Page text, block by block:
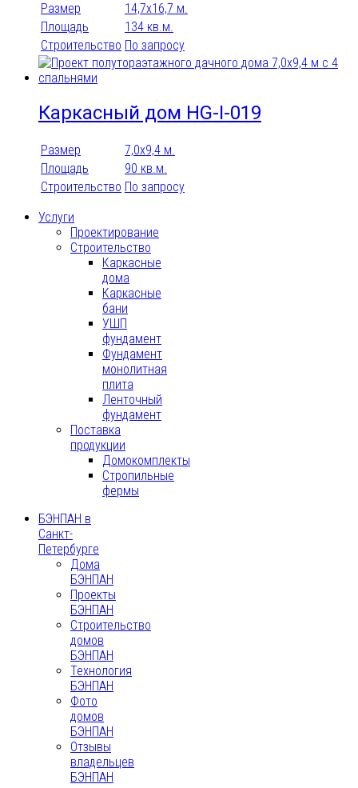
Размер
14,7х16,7 м.
Площадь
134 кв.м.
Строительство По запросу
Каркасный дом HG-I-019
Размер
7,0x9,4 м.
Площадь
90 кв.м.
Строительство По запросу
Услуги
Проектирование
Строительство
Каркасные
дома
Каркасные
бани
УШП
фундамент
Фундамент
монолитная
плита
Ленточный
фундамент
Поставка
продукции
Домокомплекты
Стропильные
фермы
БЭНПАН в
Санкт-
Петербурге
Дома
БЭНПАН
Проекты
БЭНПАН
Строительство
домов
БЭНПАН
Технология
БЭНПАН
Фото
домов
БЭНПАН
Отзывы
владельцев
БЭНПАН